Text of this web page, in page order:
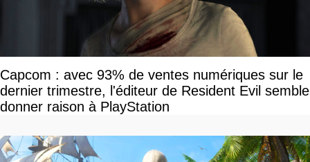
Capcom : avec 93% de ventes numériques sur le
dernier trimestre, l'éditeur de Resident Evil semble
donner raison à PlayStation